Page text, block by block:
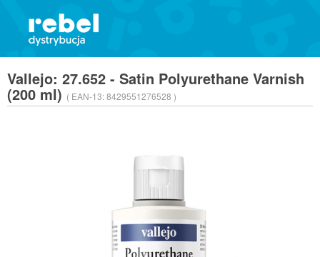
Vallejo: 27.652 - Satin Polyurethane Varnish
(200 ml) ( EAN-13:8429551276528 )